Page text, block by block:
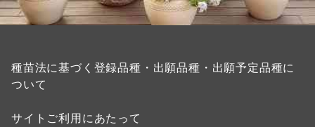
種苗法に基づく登録品種・出願品種・出願予定品種に
ついて
サイトご利用にあたって